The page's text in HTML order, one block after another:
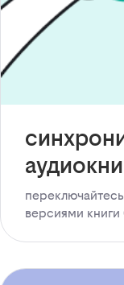
версиями